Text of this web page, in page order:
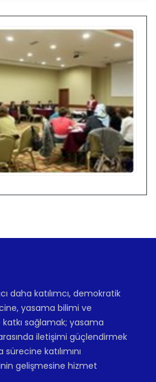
daha katılımcı, demokratik
yasama bilimi ve
sağlamak; yasama
iletişimi güçlendirmek
katılımını
gelişmesine hizmet